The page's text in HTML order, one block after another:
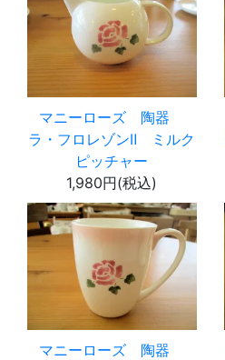
マニーローズ 陶器
ラ・フロレゾンⅡ ミルク
ピッチャー
1,980円(税込)
マニーローズ 陶器